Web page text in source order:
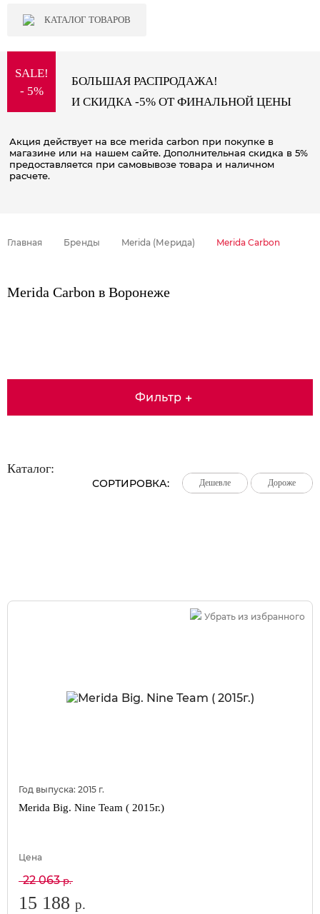
КАТАЛОГ ТОВАРОВ
SALE!
- 5%
БОЛЬШАЯ РАСПРОДАЖА!
И СКИДКА -5% ОТ ФИНАЛЬНОЙ ЦЕНЫ
Акция действует на все merida carbon при покупке в
магазине или на нашем сайте. Дополнительная скидка в 5%
предоставляется при самовывозе товара и наличном
расчете.
Главная Бренды Merida (Мерида) Merida Carbon
Merida Carbon в Воронеже
Фильтр +
Каталог:
СОРТИРОВКА: Дешевле
Дешевле
Дешевле Дороже
Дороже
Дороже
Убрать из избранного
Год выпуска: 2015 г.
Merida Big. Nine Team ( 2015г.)
Цена
22 063р.
15 188 р.